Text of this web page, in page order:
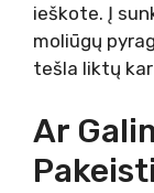
ieškote. Į
moliūgų
tešla liktų
Ar